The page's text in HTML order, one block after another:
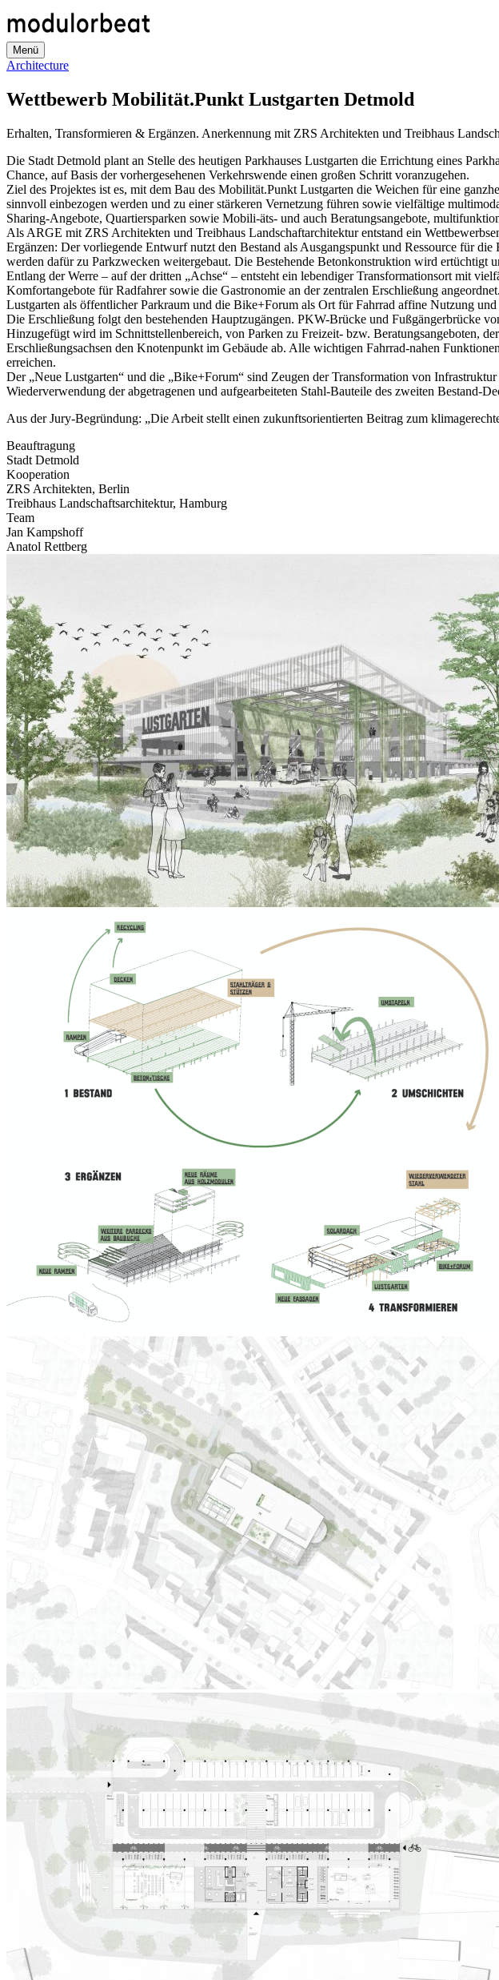
zum
Inhalt
Menü
Architecture
Wettbewerb Mobilität.Punkt Lustgarten Detmold
Erhalten, Transformieren & Ergänzen. Anerkennung mit ZRS Architekten und Treibhaus
Die Stadt Detmold plant an Stelle des heutigen Parkhauses Lustgarten die Errichtung eines
Chance, auf Basis der vorhergesehenen Verkehrswende einen großen Schritt voranzugehen.
Ziel des Projektes ist es, mit dem Bau des Mobilität.Punkt Lustgarten die Weichen für eine
sinnvoll einbezogen werden und zu einer stärkeren Vernetzung führen sowie vielfältige
Sharing-Angebote, Quartiersparken sowie Mobili-äts- und auch Beratungsangebote,
Als ARGE mit ZRS Architekten und Treibhaus Landschaftarchitektur entstand ein
Ergänzen: Der vorliegende Entwurf nutzt den Bestand als Ausgangspunkt und Ressource für
werden dafür zu Parkzwecken weitergebaut. Die Bestehende Betonkonstruktion wird ertüchtigt
Entlang der Werre – auf der dritten „Achse“ – entsteht ein lebendiger Transformationsort mit
Komfortangebote für Radfahrer sowie die Gastronomie an der zentralen Erschließung
Lustgarten als öffentlicher Parkraum und die Bike+Forum als Ort für Fahrrad affine Nutzung und
Die Erschließung folgt den bestehenden Hauptzugängen. PKW-Brücke und Fußgängerbrücke
Hinzugefügt wird im Schnittstellenbereich, von Parken zu Freizeit- bzw. Beratungsangeboten,
Erschließungsachsen den Knotenpunkt im Gebäude ab. Alle wichtigen Fahrrad-nahen
erreichen.
Der „Neue Lustgarten“ und die „Bike+Forum“ sind Zeugen der Transformation von
Wiederverwendung der abgetragenen und aufgearbeiteten Stahl-Bauteile des zweiten Bestand-
Aus der Jury-Begründung: „Die Arbeit stellt einen zukunftsorientierten Beitrag zum
Beauftragung
Stadt Detmold
Kooperation
ZRS Architekten, Berlin
Treibhaus Landschaftsarchitektur, Hamburg
Team
Jan Kampshoff
Anatol Rettberg